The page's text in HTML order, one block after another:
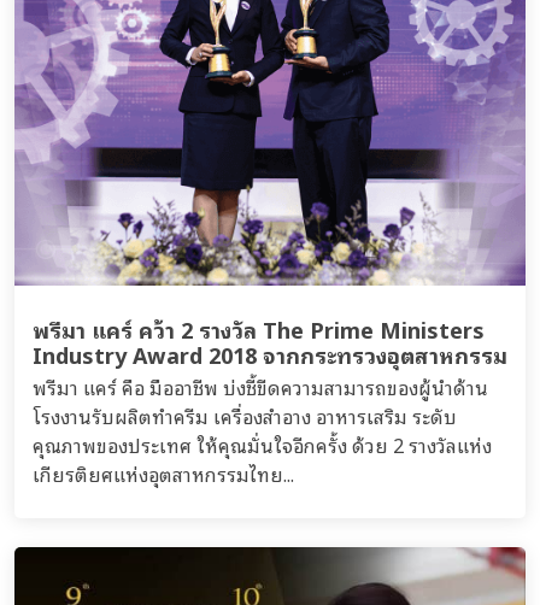
พรีมา แคร์ คว้า 2 รางวัล The Prime Ministers
Industry Award 2018 จากกระทรวงอุตสาหกรรม
พรีมา แคร์ คือ มืออาชีพ บ่งชี้ขีดความสามารถของผู้นำด้าน
โรงงานรับผลิตทำครีม เครื่องสำอาง อาหารเสริม ระดับ
คุณภาพของประเทศ ให้คุณมั่นใจอีกครั้ง ด้วย 2 รางวัลแห่ง
เกียรติยศแห่งอุตสาหกรรมไทย...